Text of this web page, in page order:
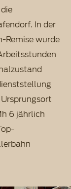
In der
Remise wurde
6 jährlich